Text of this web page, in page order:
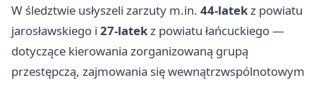
W śledztwie usłyszeli zarzuty m.in. 44-latekz powiatu
jarosławskiego i 27-latekz powiatu łańcuckiego —
dotyczące kierowania zorganizowaną grupą
przestępczą, zajmowania się wewnątrzwspólnotowym